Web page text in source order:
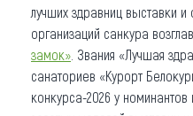
лучших здравниц выставки
организаций санкура
замок» . Звания «Лучшая
санаториев «Курорт
конкурса-2026 у